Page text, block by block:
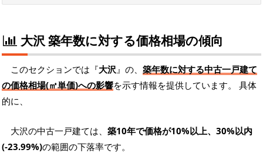
大沢 築年数に対する価格相場の傾向
このセクションでは『大沢』の、 築年数に対する中古一戸建て
の価格相場(㎡単価)への影響を示す情報を提供しています。 具体
的に、
大沢の中古一戸建ては、 築10年で価格が10%以上、30%以内
(-23.99%)の範囲の下落率です。